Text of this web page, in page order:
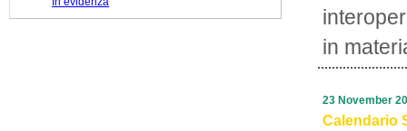
in
Calendario
23 November